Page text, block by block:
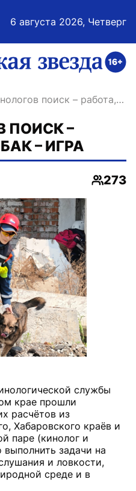
6 августа 2026, Четверг
на главную
поиск – работа, для собак – игра
ПОИСК –
– ИГРА
273
службы
крае прошли
расчётов из
Хабаровского краёв и
паре (кинолог и
задачи на
и ловкости,
среде и в